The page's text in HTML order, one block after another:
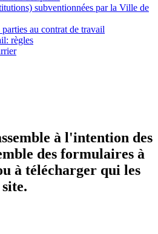
subventionnées par la Ville de
au contrat de travail
règles
à l'intention des
des formulaires à
à télécharger qui les